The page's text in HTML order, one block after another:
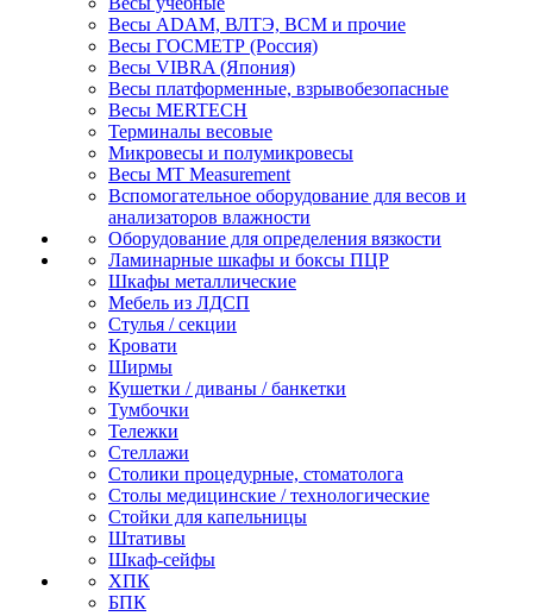
Весы ADAM, ВЛТЭ, BCM и прочие
Весы ГОСМЕТР (Россия)
Весы VIBRA (Япония)
Весы платформенные, взрывобезопасные
Весы MERTECH
Терминалы весовые
Микровесы и полумикровесы
Весы MT Measurement
Вспомогательное оборудование для весов и
анализаторов влажности
Оборудование для определения вязкости
Ламинарные шкафы и боксы ПЦР
Шкафы металлические
Мебель из ЛДСП
Стулья / секции
Кровати
Ширмы
Кушетки / диваны / банкетки
Тумбочки
Тележки
Стеллажи
Столики процедурные, стоматолога
Столы медицинские / технологические
Стойки для капельницы
Штативы
Шкаф-сейфы
ХПК
БПК